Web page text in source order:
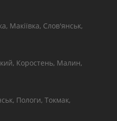
Макіївка, Слов'янськ,
Коростень, Малин,
Пологи, Токмак,